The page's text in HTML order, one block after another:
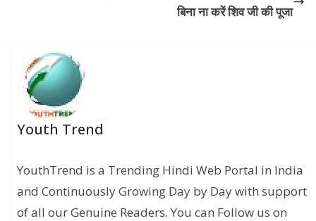
बिना ना करें शिव जी की पूजा
Youth Trend
YouthTrend is a Trending Hindi Web Portal in India
and Continuously Growing Day by Day with support
of all our Genuine Readers. You can Follow us on